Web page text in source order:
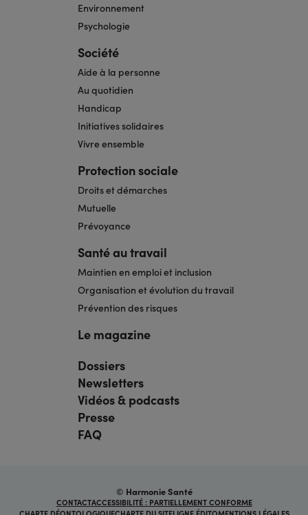
Environnement
Psychologie
Société
Aide à la personne
Au quotidien
Handicap
Initiatives solidaires
Vivre ensemble
Protection sociale
Droits et démarches
Mutuelle
Prévoyance
Santé au travail
Maintien en emploi et inclusion
Organisation et évolution du travail
Prévention des risques
Le magazine
Navigation
pied
de
page
bis
Dossiers
Newsletters
Vidéos & podcasts
Presse
FAQ
© Harmonie Santé
NavigationCONTACTACCESSIBILITÉ : PARTIELLEMENT CONFORME